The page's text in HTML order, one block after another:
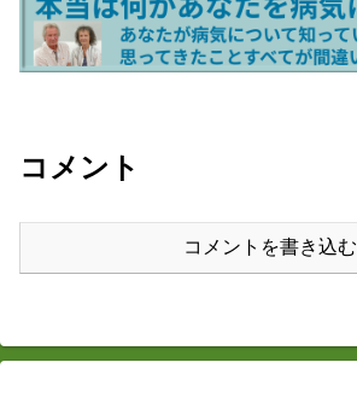
コメント
コメントを書き込む